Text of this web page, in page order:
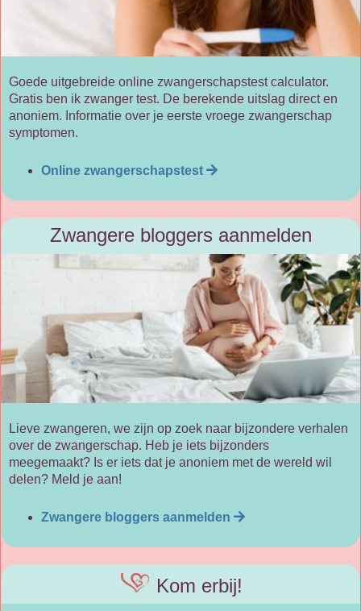
Goede uitgebreide online zwangerschapstest calculator.
Gratis ben ik zwanger test. De berekende uitslag direct en
anoniem. Informatie over je eerste vroege zwangerschap
symptomen.
Online zwangerschapstest
Zwangere bloggers aanmelden
Lieve zwangeren, we zijn op zoek naar bijzondere verhalen
over de zwangerschap. Heb je iets bijzonders
meegemaakt? Is er iets dat je anoniem met de wereld wil
delen? Meld je aan!
Zwangere bloggers aanmelden
Kom erbij!